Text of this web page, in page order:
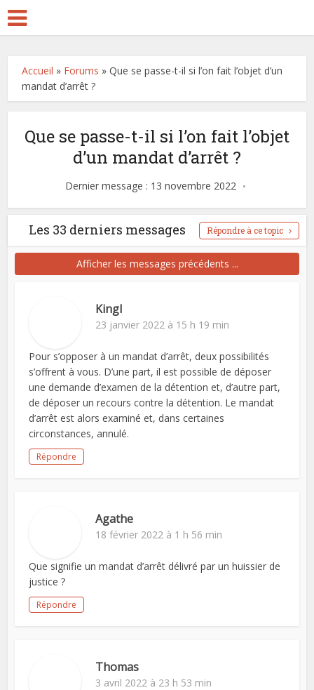
Accueil » Forums »Que se passe-t-il si l’on fait l’objet d’un
mandat d’arrêt ?
Que se passe-t-il si l’on fait l’objet
d’un mandat d’arrêt ?
Dernier message : 13 novembre 2022
Les 33 derniers messages Répondre à ce topic
Afficher les messages précédents ...
KingI
23 janvier 2022 à 15 h 19 min
Pour s’opposer à un mandat d’arrêt, deux possibilités
s’offrent à vous. D’une part, il est possible de déposer
une demande d’examen de la détention et, d’autre part,
de déposer un recours contre la détention. Le mandat
d’arrêt est alors examiné et, dans certaines
circonstances, annulé.
Répondre
Agathe
18 février 2022 à 1 h 56 min
Que signifie un mandat d’arrêt délivré par un huissier de
justice ?
Répondre
Thomas
3 avril 2022 à 23 h 53 min